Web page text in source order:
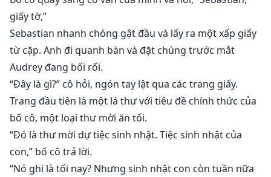
giấy tờ,”
Sebastian nhanh chóng gật đầu và lấy ra một xấp giấy
từ cặp. Anh đi quanh bàn và đặt chúng trước mắt
Audrey đang bối rối.
“Đây là gì?” cô hỏi, ngón tay lật qua các trang giấy.
Trang đầu tiên là một lá thư với tiêu đề chính thức của
bố cô, một loại thư mời ăn tối.
“Đó là thư mời dự tiệc sinh nhật. Tiệc sinh nhật của
con,” bố cô trả lời.
“Nó ghi là tối nay? Nhưng sinh nhật con còn tuần nữa